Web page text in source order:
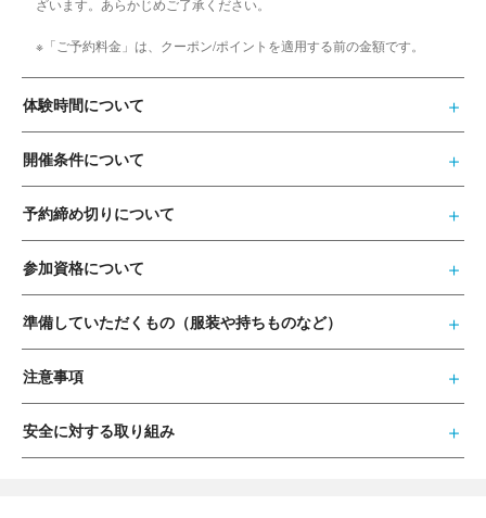
ざいます。あらかじめご了承ください。
※「ご予約料金」は、クーポン/ポイントを適用する前の金額です。
体験時間について
開催条件について
予約締め切りについて
参加資格について
準備していただくもの（服装や持ちものなど）
注意事項
安全に対する取り組み